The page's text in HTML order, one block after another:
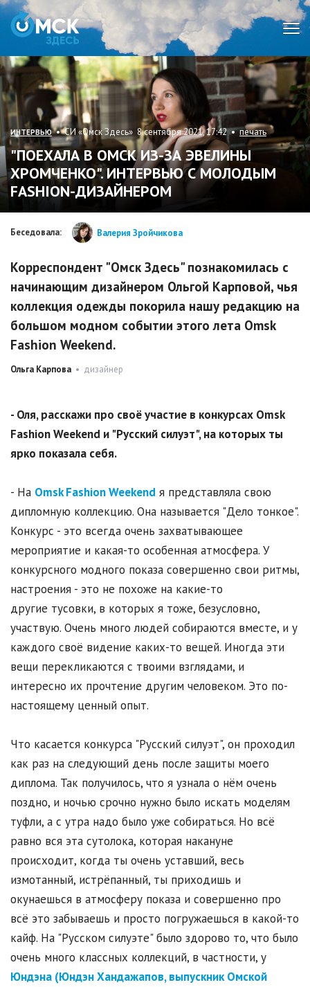
ИНТЕРВЬЮ• СИ «Омск Здесь» 8 сентября 2021, 17:42 •печать
"ПОЕХАЛА В ОМСК ИЗ-ЗА ЭВЕЛИНЫ
ХРОМЧЕНКО". ИНТЕРВЬЮ С МОЛОДЫМ
FASHION-ДИЗАЙНЕРОМ
Беседовала: Валерия Зройчикова
Корреспондент "Омск Здесь" познакомилась с
начинающим дизайнером Ольгой Карповой, чья
коллекция одежды покорила нашу редакцию на
большом модном событии этого лета Omsk
Fashion Weekend.
Ольга Карпова • дизайнер
- Оля, расскажи про своё участие в конкурсах Omsk
Fashion Weekend и "Русский силуэт", на которых ты
ярко показала себя.
- На Omsk Fashion Weekend я представляла свою
дипломную коллекцию. Она называется "Дело тонкое".
Конкурс - это всегда очень захватывающее
мероприятие и какая-то особенная атмосфера. У
конкурсного модного показа совершенно свои ритмы,
настроения - это не похоже на какие-то
другие тусовки, в которых я тоже, безусловно,
участвую. Очень много людей собираются вместе, и у
каждого своё видение каких-то вещей. Иногда эти
вещи перекликаются с твоими взглядами, и
интересно их прочтение другим человеком. Это по-
настоящему ценный опыт.
Что касается конкурса "Русский силуэт", он проходил
как раз на следующий день после защиты моего
диплома. Так получилось, что я узнала о нём очень
поздно, и ночью срочно нужно было искать моделям
туфли, а с утра надо было уже собираться. Но всё
равно вся эта сутолока, которая накануне
происходит, когда ты очень уставший, весь
измотанный, истрёпанный, ты приходишь и
окунаешься в атмосферу показа и совершенно про
всё это забываешь и просто погружаешься в какой-то
кайф. На "Русском силуэте" было здорово то, что было
очень много классных коллекций, в частности, у
Юндэна (Юндэн Хандажапов, выпускник Омской